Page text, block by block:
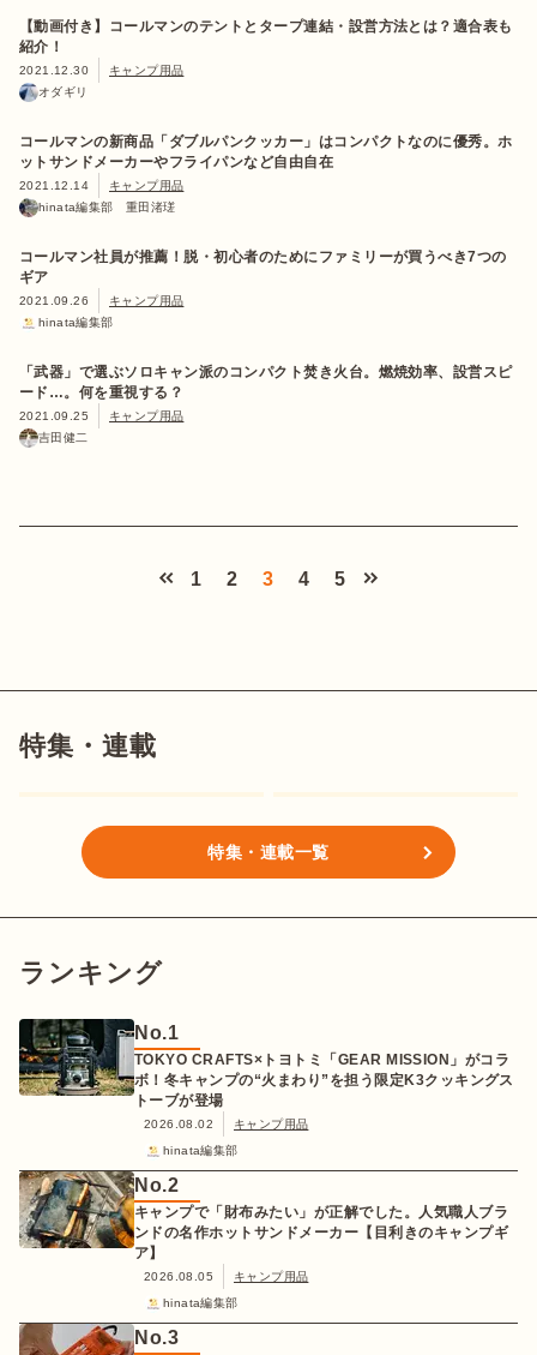
【動画付き】コールマンのテントとタープ連結・設営方法とは？適合表も
紹介！
2021.12.30
キャンプ用品
オダギリ
コールマンの新商品「ダブルパンクッカー」はコンパクトなのに優秀。ホ
ットサンドメーカーやフライパンなど自由自在
2021.12.14
キャンプ用品
hinata編集部 重田渚瑳
コールマン社員が推薦！脱・初心者のためにファミリーが買うべき7つの
ギア
2021.09.26
キャンプ用品
hinata編集部
「武器」で選ぶソロキャン派のコンパクト焚き火台。燃焼効率、設営スピ
ード…。何を重視する？
2021.09.25
キャンプ用品
吉田健二
1 2 3 4 5
特集・連載
特集・連載一覧
ランキング
No.1
TOKYO CRAFTS×トヨトミ「GEAR MISSION」がコラ
ボ！冬キャンプの“火まわり”を担う限定K3クッキングス
トーブが登場
2026.08.02
キャンプ用品
hinata編集部
No.2
キャンプで「財布みたい」が正解でした。人気職人ブラ
ンドの名作ホットサンドメーカー【目利きのキャンプギ
ア】
2026.08.05
キャンプ用品
hinata編集部
No.3